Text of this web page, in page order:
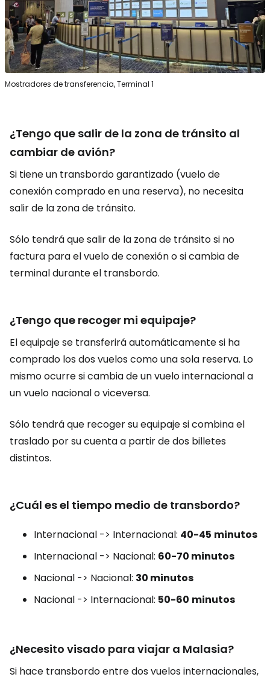
Mostradores de transferencia, Terminal 1
¿Tengo que salir de la zona de tránsito al
cambiar de avión?
Si tiene un transbordo garantizado (vuelo de
conexión comprado en una reserva), no necesita
salir de la zona de tránsito.
Sólo tendrá que salir de la zona de tránsito si no
factura para el vuelo de conexión o si cambia de
terminal durante el transbordo.
¿Tengo que recoger mi equipaje?
El equipaje se transferirá automáticamente si ha
comprado los dos vuelos como una sola reserva. Lo
mismo ocurre si cambia de un vuelo internacional a
un vuelo nacional o viceversa.
Sólo tendrá que recoger su equipaje si combina el
traslado por su cuenta a partir de dos billetes
distintos.
¿Cuál es el tiempo medio de transbordo?
Internacional -> Internacional: 40-45 minutos
Internacional -> Nacional: 60-70 minutos
Nacional -> Nacional: 30 minutos
Nacional -> Internacional: 50-60 minutos
¿Necesito visado para viajar a Malasia?
Si hace transbordo entre dos vuelos internacionales,